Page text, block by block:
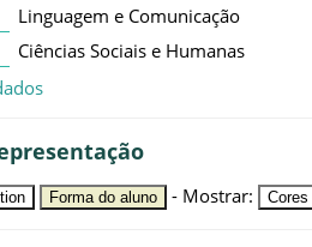
Linguagem e Comunicação
Ciências Sociais e Humanas
Forma do aluno - Mostrar: Cores